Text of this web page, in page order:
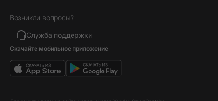
Товары дня
Выгодные комплекты
Хиты продаж
Уценка
Возникли вопросы?
Служба поддержки
Скачайте мобильное приложение